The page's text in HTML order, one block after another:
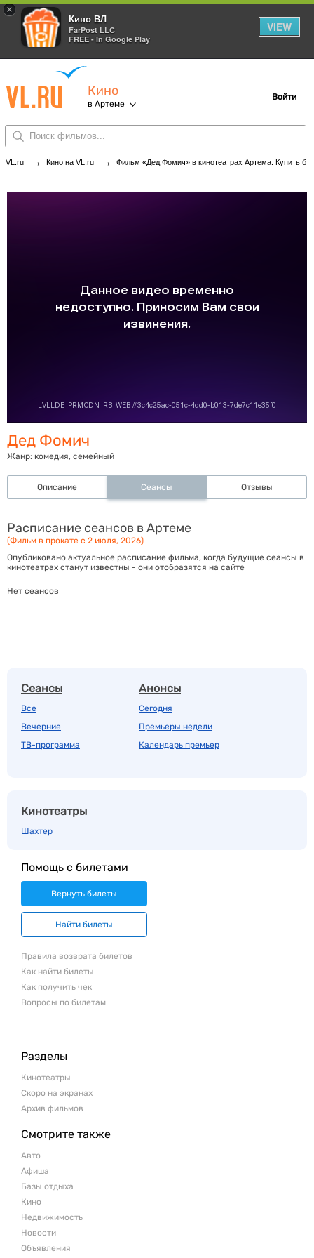
×
Кино ВЛ
FarPost LLC
FREE - In Google Play
VIEW
Кино
в Артеме
Войти
VL.ru → Кино на VL.ru → Фильм «Дед Фомич» в кинотеатрах Артема. Купить билеты!
Дед Фомич
Жанр: комедия, семейный
Описание Сеансы Отзывы
Расписание сеансов в Артеме
(Фильм в прокате с 2 июля, 2026)
Опубликовано актуальное расписание фильма, когда будущие сеансы в
кинотеатрах станут известны - они отобразятся на сайте
Нет сеансов
Сеансы
Все
Вечерние
ТВ-программа
Анонсы
Сегодня
Премьеры недели
Календарь премьер
Кинотеатры
Шахтер
Помощь с билетами
Вернуть билеты
Найти билеты
Правила возврата билетов
Как найти билеты
Как получить чек
Вопросы по билетам
Разделы
Кинотеатры
Скоро на экранах
Архив фильмов
Смотрите также
Авто
Афиша
Базы отдыха
Кино
Недвижимость
Новости
Объявления